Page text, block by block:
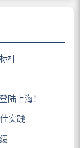
杆
陆上海！
实践